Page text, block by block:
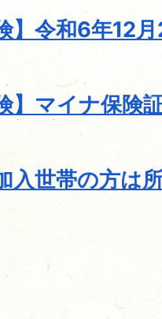
】令和6年12
】マイナ保険
入世帯の方は